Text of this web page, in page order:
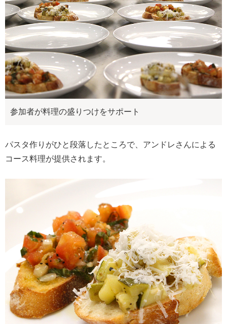
参加者が料理の盛りつけをサポート
パスタ作りがひと段落したところで、アンドレさんによる
コース料理が提供されます。